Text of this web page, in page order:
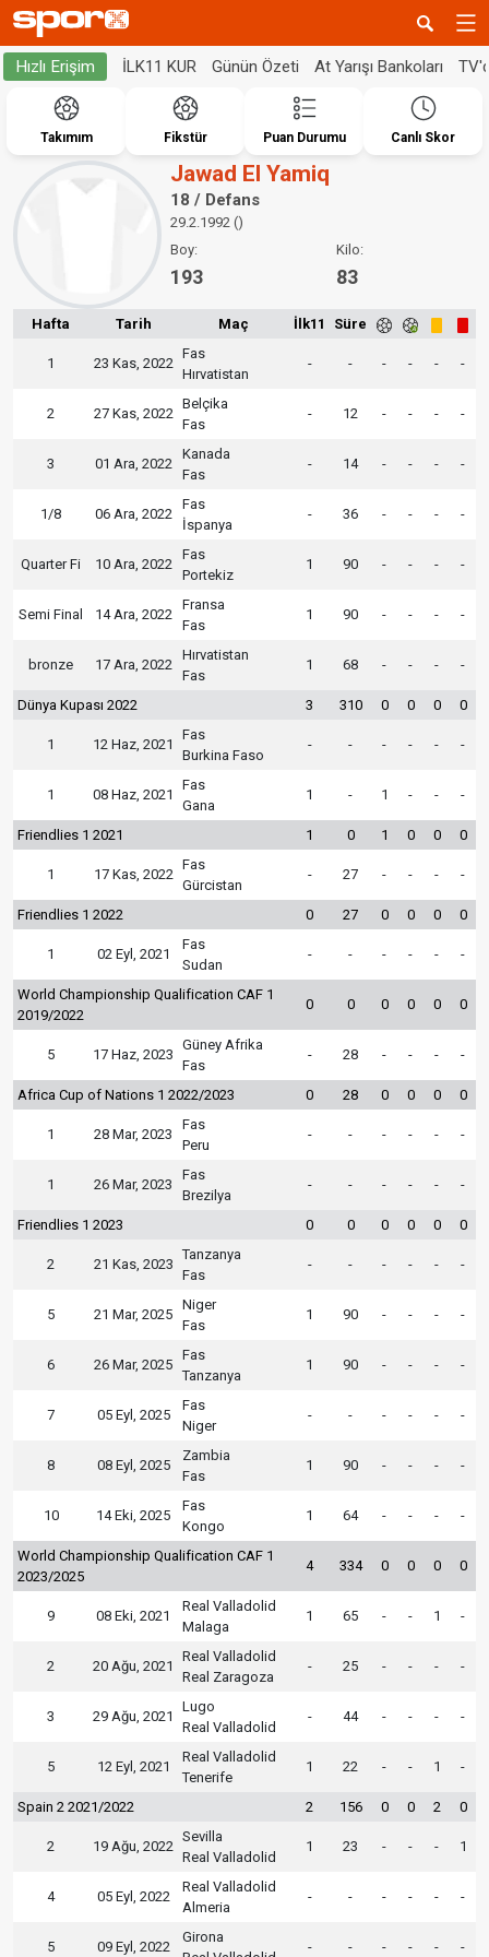
Hızlı Erişim İLK11 KUR Günün Özeti At Yarışı Bankoları
Takımım Fikstür Puan Durumu Canlı Skor
Jawad El Yamiq
18 / Defans
29.2.1992 ()
Boy:
193
Kilo:
83
Hafta Tarih Maç İlk11 Süre
1 23 Kas, 2022
Fas
Hırvatistan
- - - - - -
2 27 Kas, 2022
Belçika
Fas
- 12 - - - -
3 01 Ara, 2022
Kanada
Fas
- 14 - - - -
1/8 06 Ara, 2022
Fas
İspanya
- 36 - - - -
Quarter Fi 10 Ara, 2022
Fas
Portekiz
1 90 - - - -
Semi Final 14 Ara, 2022
Fransa
Fas
1 90 - - - -
bronze 17 Ara, 2022
Hırvatistan
Fas
1 68 - - - -
Dünya Kupası 2022 3 310 0 0 0 0
1 12 Haz, 2021
Fas
Burkina Faso
- - - - - -
1 08 Haz, 2021
Fas
Gana
1 - 1 - - -
Friendlies 1 2021 1 0 1 0 0 0
1 17 Kas, 2022
Fas
Gürcistan
- 27 - - - -
Friendlies 1 2022 0 27 0 0 0 0
1 02 Eyl, 2021
Fas
Sudan
- - - - - -
World Championship Qualification CAF 1
2019/2022
0 0 0 0 0 0
5 17 Haz, 2023
Güney Afrika
Fas
- 28 - - - -
Africa Cup of Nations 1 2022/2023 0 28 0 0 0 0
1 28 Mar, 2023
Fas
Peru
- - - - - -
1 26 Mar, 2023
Fas
Brezilya
- - - - - -
Friendlies 1 2023 0 0 0 0 0 0
2 21 Kas, 2023
Tanzanya
Fas
- - - - - -
5 21 Mar, 2025
Niger
Fas
1 90 - - - -
6 26 Mar, 2025
Fas
Tanzanya
1 90 - - - -
7 05 Eyl, 2025
Fas
Niger
- - - - - -
8 08 Eyl, 2025
Zambia
Fas
1 90 - - - -
10 14 Eki, 2025
Fas
Kongo
1 64 - - - -
World Championship Qualification CAF 1
2023/2025
4 334 0 0 0 0
9 08 Eki, 2021
Real Valladolid
Malaga
1 65 - - 1 -
2 20 Ağu, 2021
Real Valladolid
Real Zaragoza
- 25 - - - -
3 29 Ağu, 2021
Lugo
Real Valladolid
- 44 - - - -
5 12 Eyl, 2021
Real Valladolid
Tenerife
1 22 - - 1 -
Spain 2 2021/2022 2 156 0 0 2 0
2 19 Ağu, 2022
Sevilla
Real Valladolid
1 23 - - - 1
4 05 Eyl, 2022
Real Valladolid
Almeria
- - - - - -
5 09 Eyl, 2022
Girona
- - - - - -